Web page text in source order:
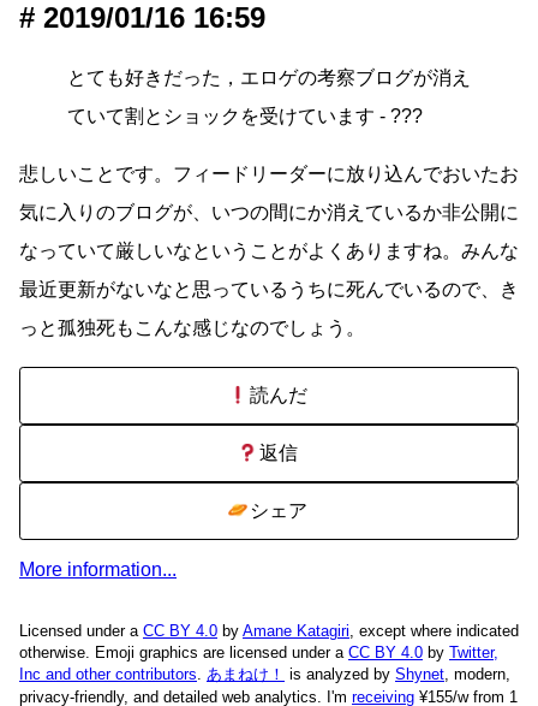
2019/01/16 16:59
とても好きだった，エロゲの考察ブログが消え
ていて割とショックを受けています - ???
悲しいことです。フィードリーダーに放り込んでおいたお
気に入りのブログが、いつの間にか消えているか非公開に
なっていて厳しいなということがよくありますね。みんな
最近更新がないなと思っているうちに死んでいるので、き
っと孤独死もこんな感じなのでしょう。
読んだ
返信
シェア
More information...
Licensed under a CC BY 4.0 by Amane Katagiri, except where indicated
otherwise. Emoji graphics are licensed under a CC BY 4.0 by Twitter,
Inc and other contributors. あまねけ！ is analyzed by Shynet, modern,
privacy-friendly, and detailed web analytics. I'm receiving ¥155/w from 1